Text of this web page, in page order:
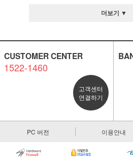
더보기 ▼
CUSTOMER CENTER
1522-1460
고객센터
연결하기
PC 버전 이용안내